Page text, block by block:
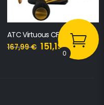
Virtuous CF 2000
€ 151,19€
0